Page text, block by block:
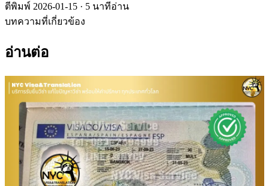
ตีพิมพ์ 2026-01-15 · 5 นาทีอ่าน
บทความที่เกี่ยวข้อง
อ่านต่อ